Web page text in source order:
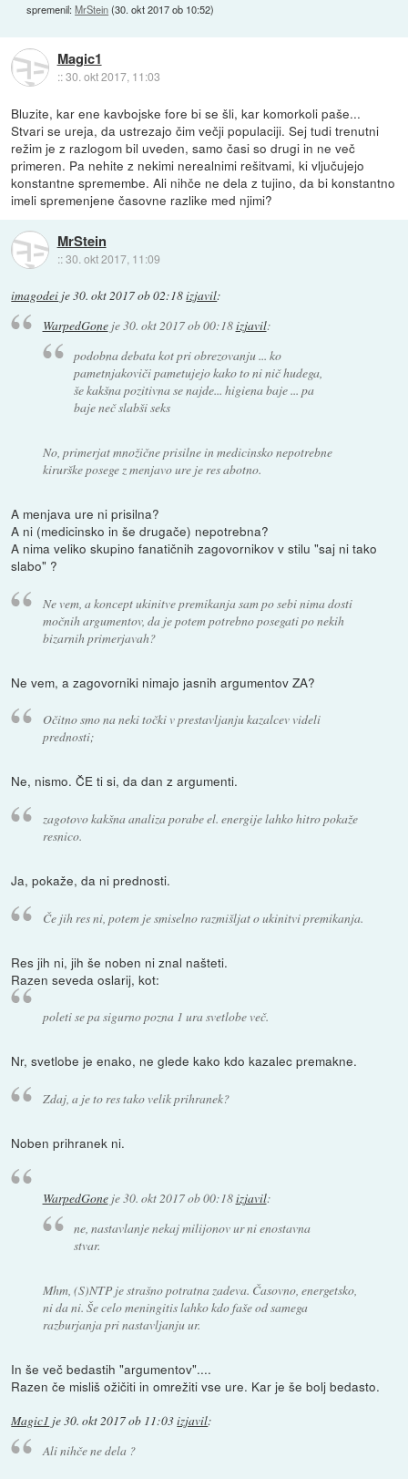
spremenil:MrStein(30. okt 2017 ob 10:52)
Magic1
::30. okt 2017, 11:03
Bluzite, kar ene kavbojske fore bi se šli, kar komorkoli paše...
Stvari se ureja, da ustrezajo čim večji populaciji. Sej tudi trenutni
režim je z razlogom bil uveden, samo časi so drugi in ne več
primeren. Pa nehite z nekimi nerealnimi rešitvami, ki vljučujejo
konstantne spremembe. Ali nihče ne dela z tujino, da bi konstantno
imeli spremenjene časovne razlike med njimi?
MrStein
::30. okt 2017, 11:09
imagodei je30. okt 2017 ob 02:18izjavil:
WarpedGoneje30. okt 2017 ob 00:18izjavil:
podobna debata kot pri obrezovanju ... ko
pametnjakoviči pametujejo kako to ni nič hudega,
še kakšna pozitivna se najde... higiena baje ... pa
baje neč slabši seks
No, primerjat množične prisilne in medicinsko nepotrebne
kirurške posege z menjavo ure je res abotno.
A menjava ure ni prisilna?
A ni (medicinsko in še drugače) nepotrebna?
A nima veliko skupino fanatičnih zagovornikov v stilu "saj ni tako
slabo" ?
Ne vem, a koncept ukinitve premikanja sam po sebi nima dosti
močnih argumentov, da je potem potrebno posegati po nekih
bizarnih primerjavah?
Ne vem, a zagovorniki nimajo jasnih argumentov ZA?
Očitno smo na neki točki v prestavljanju kazalcev videli
prednosti;
Ne, nismo. ČE ti si, da dan z argumenti.
zagotovo kakšna analiza porabe el. energije lahko hitro pokaže
resnico.
Ja, pokaže, da ni prednosti.
Če jih res ni, potem je smiselno razmišljat o ukinitvi premikanja.
Res jih ni, jih še noben ni znal našteti.
Razen seveda oslarij, kot:
poleti se pa sigurno pozna 1 ura svetlobe več.
Nr, svetlobe je enako, ne glede kako kdo kazalec premakne.
Zdaj, a je to res tako velik prihranek?
Noben prihranek ni.
WarpedGoneje30. okt 2017 ob 00:18izjavil:
ne, nastavlanje nekaj milijonov ur ni enostavna
stvar.
Mhm, (S)NTP je strašno potratna zadeva. Časovno, energetsko,
ni da ni. Še celo meningitis lahko kdo faše od samega
razburjanja pri nastavljanju ur.
In še več bedastih "argumentov"....
Razen če misliš ožičiti in omrežiti vse ure. Kar je še bolj bedasto.
Magic1 je30. okt 2017 ob 11:03izjavil:
Ali nihče ne dela ?